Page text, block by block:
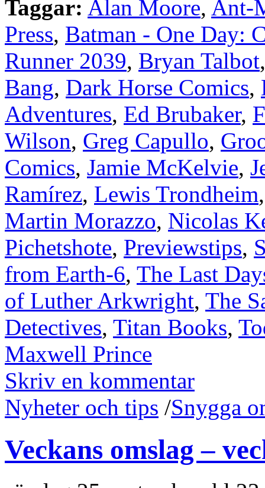
Taggar: Alan Moore, Ant-
Press, Batman - One Day:
Runner 2039, Bryan Talbot
Bang, Dark Horse Comics,
Adventures, Ed Brubaker,
Wilson, Greg Capullo,
Comics, Jamie McKelvie,
Ramírez, Lewis Trondheim
Martin Morazzo, Nicolas
Pichetshote, Previewstips,
from Earth-6, The Last
of Luther Arkwright, The
Detectives, Titan Books,
Maxwell Prince
Skriv en kommentar
Nyheter och tips /Snygga
Veckans omslag –